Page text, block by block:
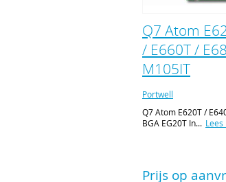
Q7 Atom
/ E660T /
M105IT
Portwell
Q7 Atom E620T /
BGA EG20T In...
Prijs op